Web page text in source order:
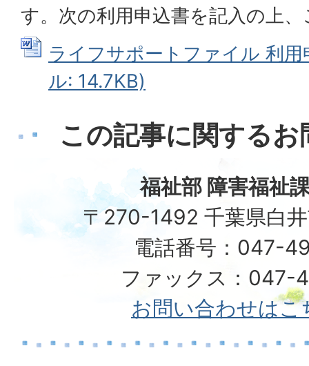
す。次の利用申込書を記入の上
ライフサポートファイル 利
ル: 14.7KB)
この記事に関する
福祉部 障害福祉
〒270-1492 千葉県白
電話番号：047-
ファックス：047-
お問い合わせはこ